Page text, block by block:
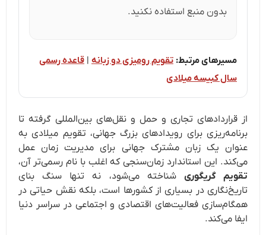
بدون منبع استفاده نکنید.
مسیرهای مرتبط: تقویم رومیزی دو زبانه | قاعده رسمی
سال کبیسه میلادی
از قراردادهای تجاری و حمل و نقل‌های بین‌المللی گرفته تا
برنامه‌ریزی برای رویدادهای بزرگ جهانی، تقویم میلادی به
عنوان یک زبان مشترک جهانی برای مدیریت زمان عمل
می‌کند. این استاندارد زمان‌سنجی که اغلب با نام رسمی‌تر آن،
تقویم گریگوری شناخته می‌شود، نه تنها سنگ بنای
تاریخ‌نگاری در بسیاری از کشورها است، بلکه نقش حیاتی در
همگام‌سازی فعالیت‌های اقتصادی و اجتماعی در سراسر دنیا
ایفا می‌کند.